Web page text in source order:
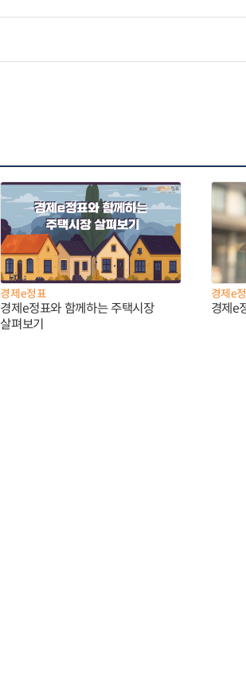
경제e정표
경제e정표와 함께하는 주택시장
살펴보기
경제e
경제e